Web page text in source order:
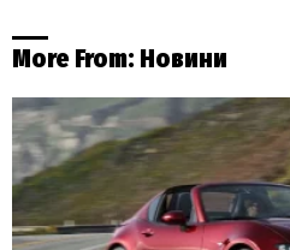
More From: Новини